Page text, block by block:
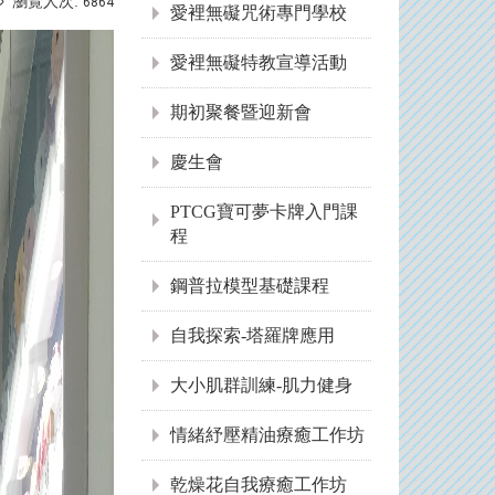
愛裡無礙咒術專門學校
愛裡無礙特教宣導活動
期初聚餐暨迎新會
慶生會
PTCG寶可夢卡牌入門課
程
鋼普拉模型基礎課程
自我探索-塔羅牌應用
大小肌群訓練-肌力健身
情緒紓壓精油療癒工作坊
乾燥花自我療癒工作坊